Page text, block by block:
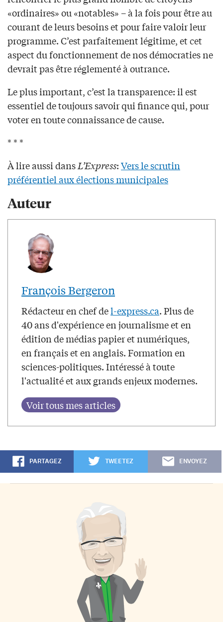
«ordinaires» ou «notables» – à la fois pour être au
courant de leurs besoins et pour faire valoir leur
programme. C’est parfaitement légitime, et cet
aspect du fonctionnement de nos démocraties ne
devrait pas être réglementé à outrance.
Le plus important, c’est la transparence: il est
essentiel de toujours savoir qui finance qui, pour
voter en toute connaissance de cause.
* * *
À lire aussi dansL’Express:Vers le scrutin
préférentiel aux élections municipales
Auteur
François Bergeron
Rédacteur en chef del-express.ca. Plus de
40 ans d'expérience en journalisme et en
édition de médias papier et numériques,
en français et en anglais. Formation en
sciences-politiques. Intéressé à toute
l'actualité et aux grands enjeux modernes.
PARTAGEZ TWEETEZ ENVOYEZ